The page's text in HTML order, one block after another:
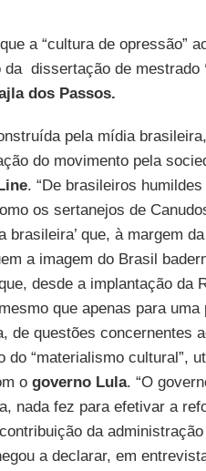
a “cultura de opressão”
da dissertação de mestrado
dos Passos.
pela mídia
do movimento pela
. “De brasileiros
os sertanejos de
brasileira’ que, à margem
a imagem do Brasil
desde a implantação da
que apenas para uma
de questões concernentes
do “materialismo cultural”,
o governo Lula. “O
nada fez para efetivar a
da
a declarar, em